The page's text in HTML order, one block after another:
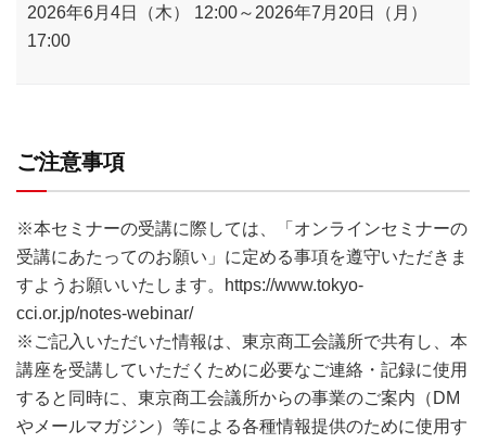
2026年6月4日（木） 12:00～2026年7月20日（月）
17:00
ご注意事項
※本セミナーの受講に際しては、「オンラインセミナーの
受講にあたってのお願い」に定める事項を遵守いただきま
すようお願いいたします。
https://www.tokyo-
cci.or.jp/notes-webinar/
※ご記入いただいた情報は、東京商工会議所で共有し、本
講座を受講していただくために必要なご連絡・記録に使用
すると同時に、東京商工会議所からの事業のご案内（DM
やメールマガジン）等による各種情報提供のために使用す